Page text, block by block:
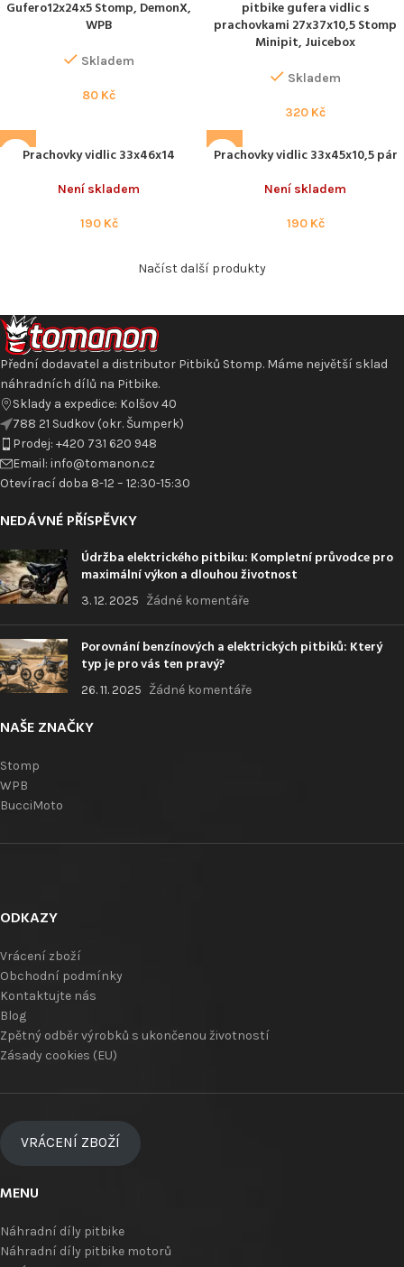
Gufero12x24x5 Stomp, DemonX,
WPB
Skladem
80 Kč
pitbike gufera vidlic s
prachovkami 27x37x10,5 Stomp
Minipit, Juicebox
Skladem
320 Kč
Prachovky vidlic 33x46x14
Není skladem
190 Kč
Prachovky vidlic 33x45x10,5 pár
Není skladem
190 Kč
Načíst další produkty
Přední dodavatel a distributor Pitbiků Stomp. Máme největší sklad
náhradních dílů na Pitbike.
Sklady a expedice: Kolšov 40
788 21 Sudkov (okr. Šumperk)
Prodej: +420 731 620 948
Email: info@tomanon.cz
Otevírací doba 8-12 – 12:30-15:30
NEDÁVNÉ PŘÍSPĚVKY
Údržba elektrického pitbiku: Kompletní průvodce pro
maximální výkon a dlouhou životnost
3. 12. 2025 Žádné komentáře
Porovnání benzínových a elektrických pitbiků: Který
typ je pro vás ten pravý?
26. 11. 2025 Žádné komentáře
NAŠE ZNAČKY
Stomp
WPB
BucciMoto
ODKAZY
Vrácení zboží
Obchodní podmínky
Kontaktujte nás
Blog
Zpětný odběr výrobků s ukončenou životností
Zásady cookies (EU)
VRÁCENÍ ZBOŽÍ
MENU
Náhradní díly pitbike
Náhradní díly pitbike motorů